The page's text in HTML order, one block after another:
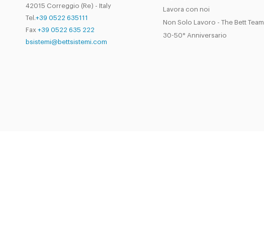
42015 Correggio (Re) - Italy
Tel.+39 0522 635111
Fax +39 0522 635 222
bsistemi@bettsistemi.com
Lavora con noi
Non Solo Lavoro - The Bett Team
30-50° Anniversario